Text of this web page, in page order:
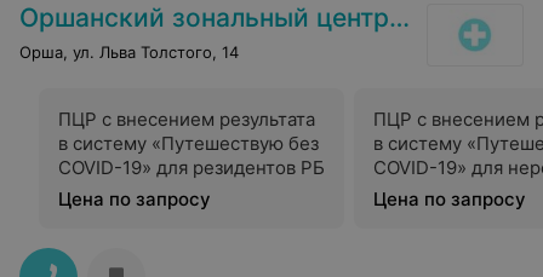
Оршанский зональный центр гигиены и эпидемиологии
Орша, ул. Льва Толстого, 14
ПЦР с внесением результата
в систему «Путешествую без
COVID-19» для резидентов РБ
Цена по запросу
ПЦР с внесением
в систему
COVID-19» для
РБ
Цена по запросу